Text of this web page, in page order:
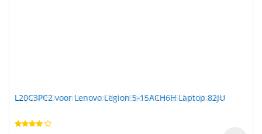
L20C3PC2 voor Lenovo Legion 5-15ACH6H Laptop 82JU